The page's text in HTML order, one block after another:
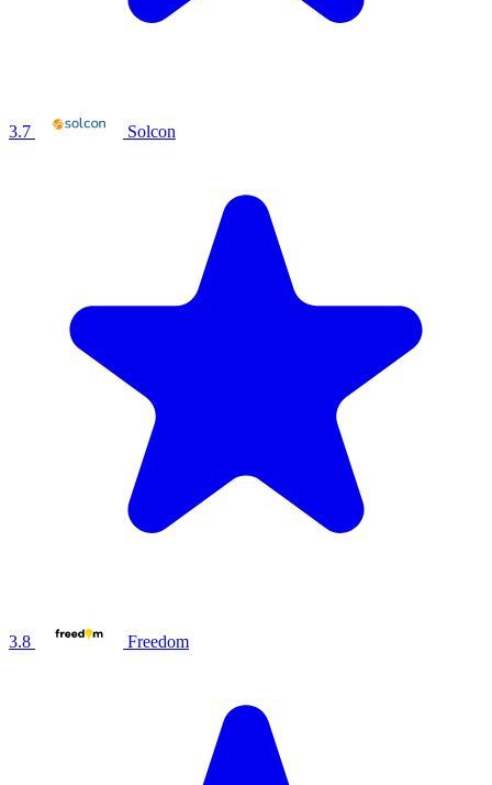
3.7 Solcon
3.8 Freedom